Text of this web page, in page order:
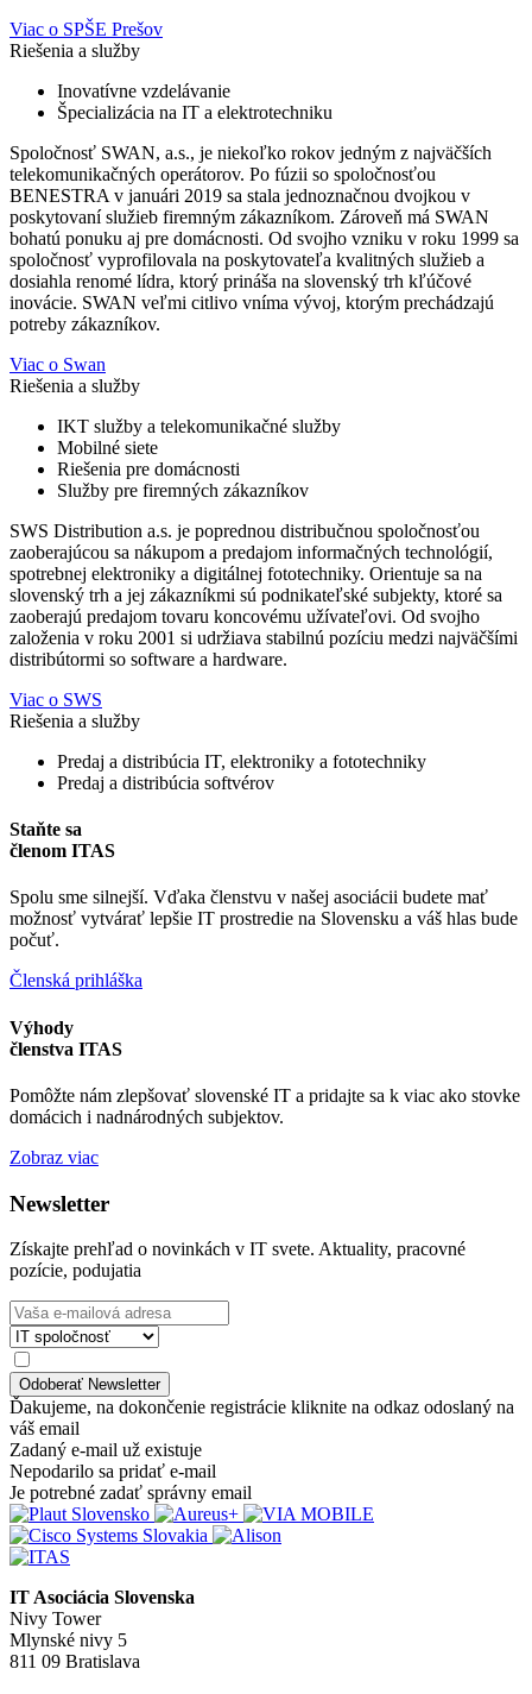
Viac o SPŠE Prešov
Riešenia a služby
Inovatívne vzdelávanie
Špecializácia na IT a elektrotechniku
Spoločnosť SWAN, a.s., je niekoľko rokov jedným z najväčších
telekomunikačných operátorov. Po fúzii so spoločnosťou
BENESTRA v januári 2019 sa stala jednoznačnou dvojkou v
poskytovaní služieb firemným zákazníkom. Zároveň má SWAN
bohatú ponuku aj pre domácnosti. Od svojho vzniku v roku 1999 sa
spoločnosť vyprofilovala na poskytovateľa kvalitných služieb a
dosiahla renomé lídra, ktorý prináša na slovenský trh kľúčové
inovácie. SWAN veľmi citlivo vníma vývoj, ktorým prechádzajú
potreby zákazníkov.
Viac o Swan
Riešenia a služby
IKT služby a telekomunikačné služby
Mobilné siete
Riešenia pre domácnosti
Služby pre firemných zákazníkov
SWS Distribution a.s. je poprednou distribučnou spoločnosťou
zaoberajúcou sa nákupom a predajom informačných technológií,
spotrebnej elektroniky a digitálnej fototechniky. Orientuje sa na
slovenský trh a jej zákazníkmi sú podnikateľské subjekty, ktoré sa
zaoberajú predajom tovaru koncovému užívateľovi. Od svojho
založenia v roku 2001 si udržiava stabilnú pozíciu medzi najväčšími
distribútormi so software a hardware.
Viac o SWS
Riešenia a služby
Predaj a distribúcia IT, elektroniky a fototechniky
Predaj a distribúcia softvérov
Staňte sa
členom ITAS
Spolu sme silnejší. Vďaka členstvu v našej asociácii budete mať
možnosť vytvárať lepšie IT prostredie na Slovensku a váš hlas bude
počuť.
Členská prihláška
Výhody
členstva ITAS
Pomôžte nám zlepšovať slovenské IT a pridajte sa k viac ako stovke
domácich i nadnárodných subjektov.
Zobraz viac
Newsletter
Získajte prehľad o novinkách v IT svete. Aktuality, pracovné
pozície, podujatia
Ďakujeme, na dokončenie registrácie kliknite na odkaz odoslaný na
váš email
Zadaný e-mail už existuje
Nepodarilo sa pridať e-mail
Je potrebné zadať správny email
IT Asociácia Slovenska
Nivy Tower
Mlynské nivy 5
811 09 Bratislava